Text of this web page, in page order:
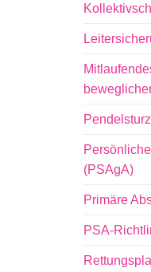
Pendelsturz
(PSAgA)
Primäre
PSA-